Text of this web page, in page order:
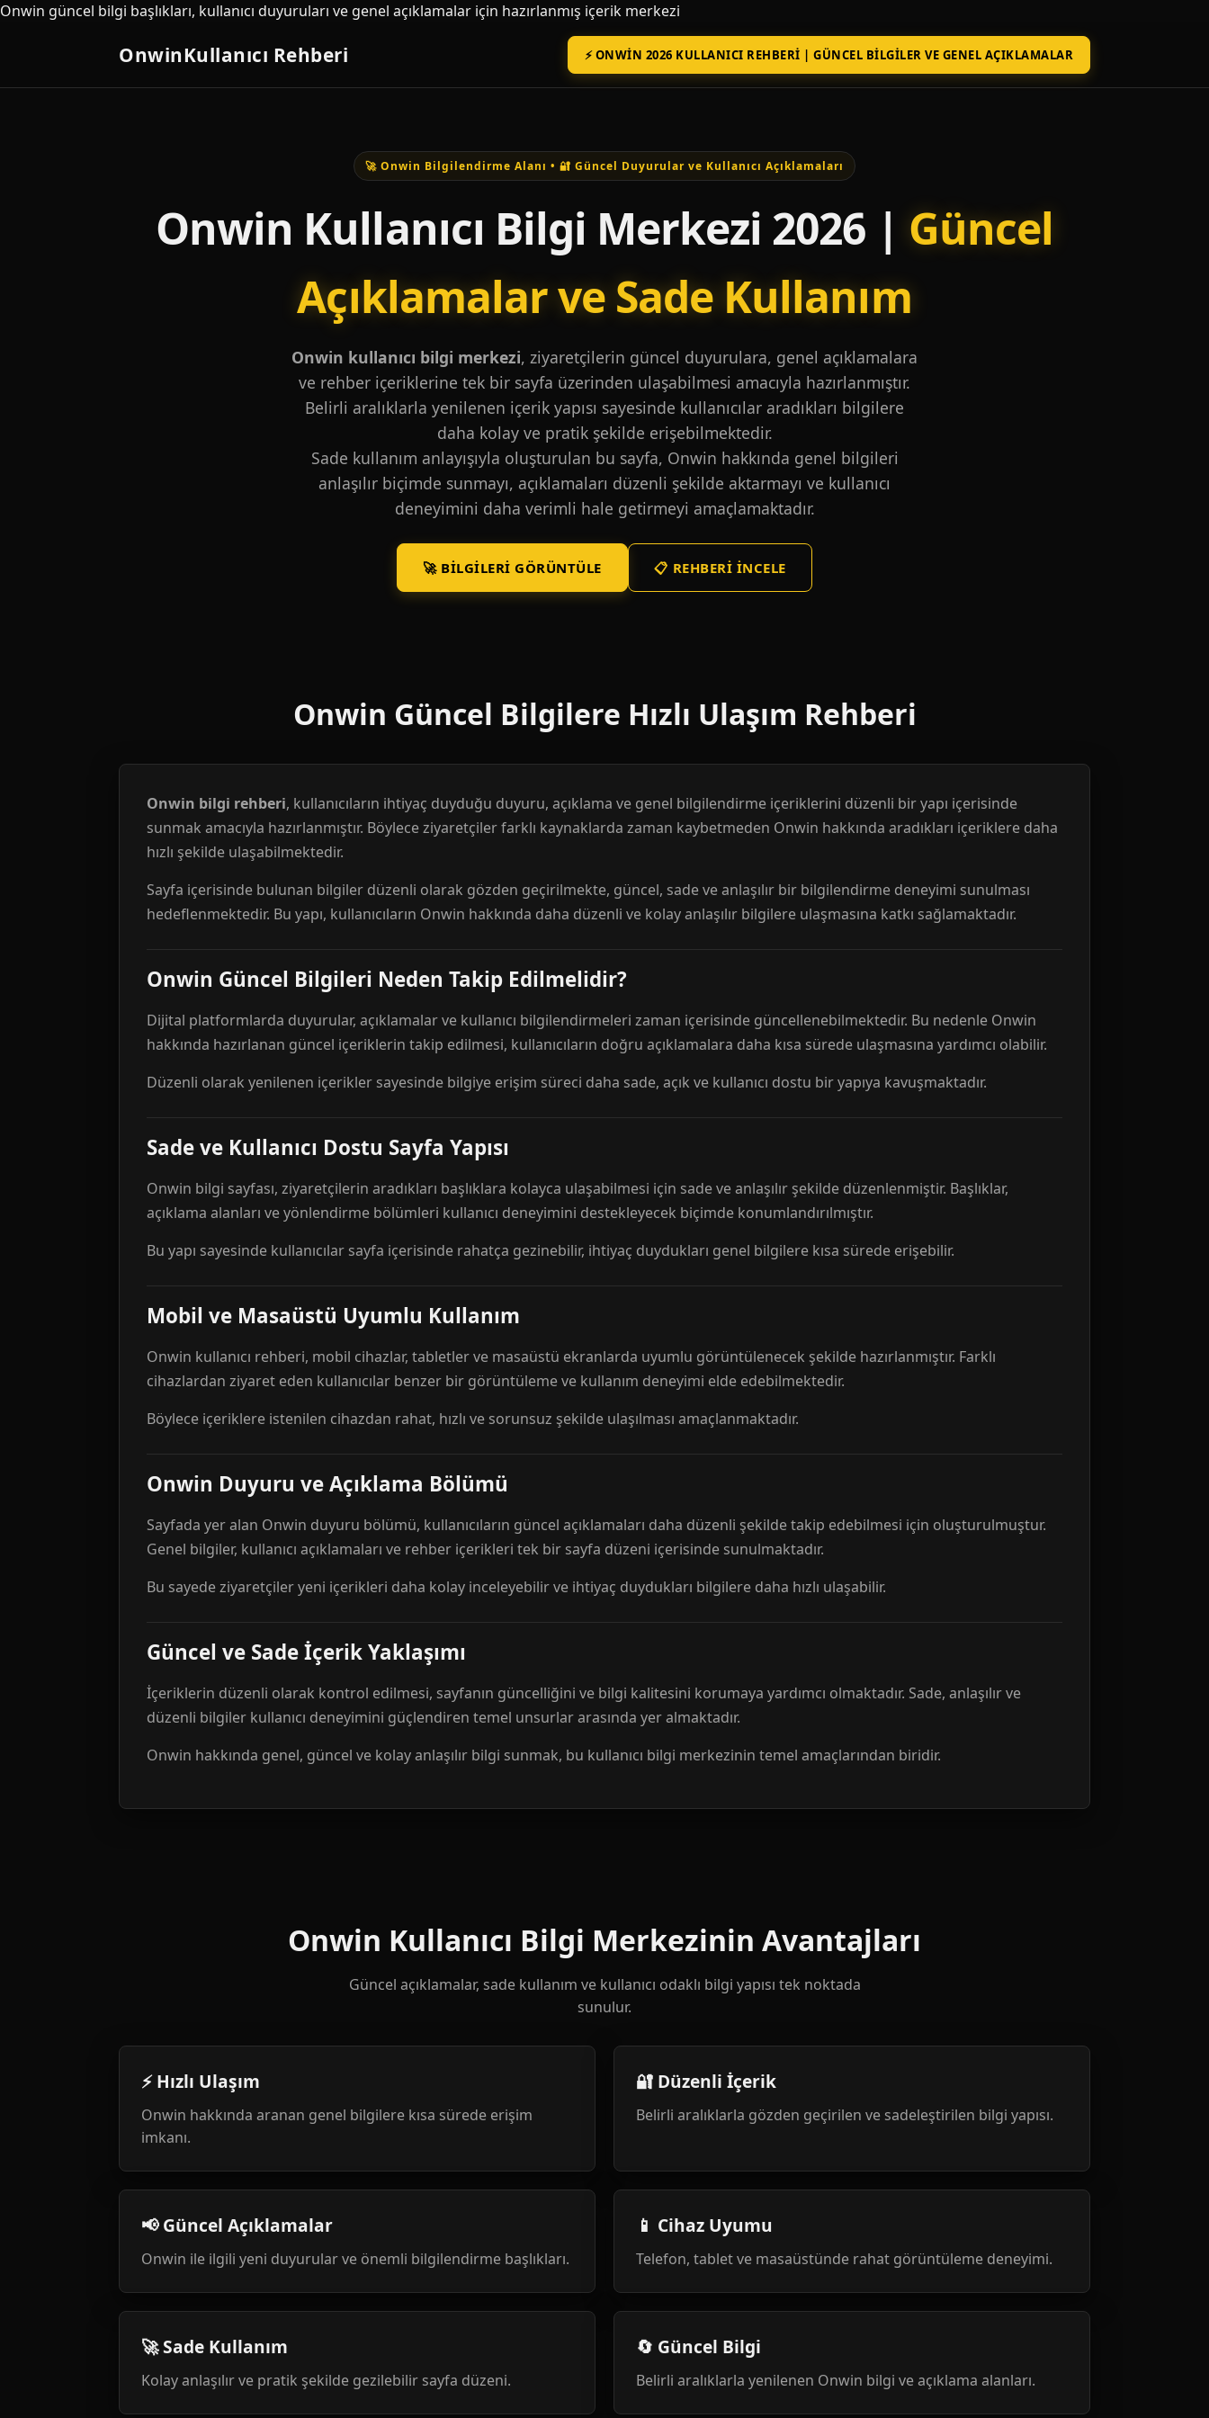
Onwin güncel bilgi başlıkları, kullanıcı duyuruları ve genel açıklamalar için hazırlanmış içerik merkezi
OnwinKullanıcı Rehberi ⚡ ONWIN 2026 KULLANICI REHBERI | GÜNCEL BILGILER VE GENEL AÇIKLAMALAR
🚀 Onwin Bilgilendirme Alanı • 🔐 Güncel Duyurular ve Kullanıcı Açıklamaları
Onwin Kullanıcı Bilgi Merkezi 2026 | Güncel
Açıklamalar ve Sade Kullanım
Onwin kullanıcı bilgi merkezi, ziyaretçilerin güncel duyurulara, genel açıklamalara
ve rehber içeriklerine tek bir sayfa üzerinden ulaşabilmesi amacıyla hazırlanmıştır.
Belirli aralıklarla yenilenen içerik yapısı sayesinde kullanıcılar aradıkları bilgilere
daha kolay ve pratik şekilde erişebilmektedir.
Sade kullanım anlayışıyla oluşturulan bu sayfa, Onwin hakkında genel bilgileri
anlaşılır biçimde sunmayı, açıklamaları düzenli şekilde aktarmayı ve kullanıcı
deneyimini daha verimli hale getirmeyi amaçlamaktadır.
🚀 BILGILERI GÖRÜNTÜLE 📋 REHBERI İNCELE
Onwin Güncel Bilgilere Hızlı Ulaşım Rehberi
Onwin bilgi rehberi, kullanıcıların ihtiyaç duyduğu duyuru, açıklama ve genel bilgilendirme içeriklerini düzenli bir yapı içerisinde
sunmak amacıyla hazırlanmıştır. Böylece ziyaretçiler farklı kaynaklarda zaman kaybetmeden Onwin hakkında aradıkları içeriklere daha
hızlı şekilde ulaşabilmektedir.
Sayfa içerisinde bulunan bilgiler düzenli olarak gözden geçirilmekte, güncel, sade ve anlaşılır bir bilgilendirme deneyimi sunulması
hedeflenmektedir. Bu yapı, kullanıcıların Onwin hakkında daha düzenli ve kolay anlaşılır bilgilere ulaşmasına katkı sağlamaktadır.
Onwin Güncel Bilgileri Neden Takip Edilmelidir?
Dijital platformlarda duyurular, açıklamalar ve kullanıcı bilgilendirmeleri zaman içerisinde güncellenebilmektedir. Bu nedenle Onwin
hakkında hazırlanan güncel içeriklerin takip edilmesi, kullanıcıların doğru açıklamalara daha kısa sürede ulaşmasına yardımcı olabilir.
Düzenli olarak yenilenen içerikler sayesinde bilgiye erişim süreci daha sade, açık ve kullanıcı dostu bir yapıya kavuşmaktadır.
Sade ve Kullanıcı Dostu Sayfa Yapısı
Onwin bilgi sayfası, ziyaretçilerin aradıkları başlıklara kolayca ulaşabilmesi için sade ve anlaşılır şekilde düzenlenmiştir. Başlıklar,
açıklama alanları ve yönlendirme bölümleri kullanıcı deneyimini destekleyecek biçimde konumlandırılmıştır.
Bu yapı sayesinde kullanıcılar sayfa içerisinde rahatça gezinebilir, ihtiyaç duydukları genel bilgilere kısa sürede erişebilir.
Mobil ve Masaüstü Uyumlu Kullanım
Onwin kullanıcı rehberi, mobil cihazlar, tabletler ve masaüstü ekranlarda uyumlu görüntülenecek şekilde hazırlanmıştır. Farklı
cihazlardan ziyaret eden kullanıcılar benzer bir görüntüleme ve kullanım deneyimi elde edebilmektedir.
Böylece içeriklere istenilen cihazdan rahat, hızlı ve sorunsuz şekilde ulaşılması amaçlanmaktadır.
Onwin Duyuru ve Açıklama Bölümü
Sayfada yer alan Onwin duyuru bölümü, kullanıcıların güncel açıklamaları daha düzenli şekilde takip edebilmesi için oluşturulmuştur.
Genel bilgiler, kullanıcı açıklamaları ve rehber içerikleri tek bir sayfa düzeni içerisinde sunulmaktadır.
Bu sayede ziyaretçiler yeni içerikleri daha kolay inceleyebilir ve ihtiyaç duydukları bilgilere daha hızlı ulaşabilir.
Güncel ve Sade İçerik Yaklaşımı
İçeriklerin düzenli olarak kontrol edilmesi, sayfanın güncelliğini ve bilgi kalitesini korumaya yardımcı olmaktadır. Sade, anlaşılır ve
düzenli bilgiler kullanıcı deneyimini güçlendiren temel unsurlar arasında yer almaktadır.
Onwin hakkında genel, güncel ve kolay anlaşılır bilgi sunmak, bu kullanıcı bilgi merkezinin temel amaçlarından biridir.
Onwin Kullanıcı Bilgi Merkezinin Avantajları
Güncel açıklamalar, sade kullanım ve kullanıcı odaklı bilgi yapısı tek noktada
sunulur.
⚡ Hızlı Ulaşım
Onwin hakkında aranan genel bilgilere kısa sürede erişim
imkanı.
🔐 Düzenli İçerik
Belirli aralıklarla gözden geçirilen ve sadeleştirilen bilgi yapısı.
📢 Güncel Açıklamalar
Onwin ile ilgili yeni duyurular ve önemli bilgilendirme başlıkları.
📱 Cihaz Uyumu
Telefon, tablet ve masaüstünde rahat görüntüleme deneyimi.
🚀 Sade Kullanım
Kolay anlaşılır ve pratik şekilde gezilebilir sayfa düzeni.
🔄 Güncel Bilgi
Belirli aralıklarla yenilenen Onwin bilgi ve açıklama alanları.